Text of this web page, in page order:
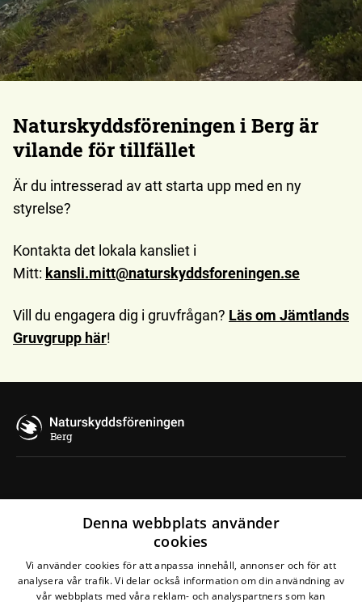
Naturskyddsföreningen i Berg är
vilande för tillfället
Är du intresserad av att starta upp med en ny
styrelse?
Kontakta det lokala kansliet i
Mitt: kansli.mitt@naturskyddsforeningen.se
Vill du engagera dig i gruvfrågan? Läs om Jämtlands
Gruvgrupp här!
Berg
Hitta Naturskyddsföreningen på sociala medier
⬇️
Denna webbplats använder
cookies
Vi använder cookies för att anpassa innehåll, annonser och för att
analysera vår trafik. Vi delar också information om din användning av
vår webbplats med våra reklam- och analyspartners som kan